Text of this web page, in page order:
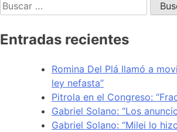
Entradas recientes
Romina Del Plá llamó a
ley nefasta”
Pitrola en el Congreso:
Gabriel Solano: “Los
Gabriel Solano: “Milei lo